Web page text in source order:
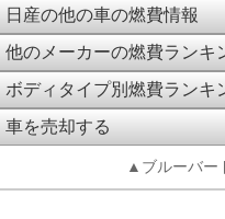
日産の他の車の燃費情報
他のメーカーの燃費ランキ
ボディタイプ別燃費ランキ
車を売却する
▲ブルーバー